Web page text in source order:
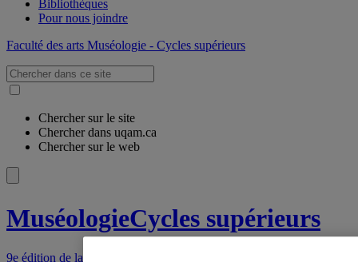
Bibliothèques
Pour nous joindre
Faculté des arts Muséologie - Cycles supérieurs
Recherche:
Chercher sur le site
Chercher dans uqam.ca
Chercher sur le web
MuséologieCycles supérieurs
9e édition de la Journée doctorale